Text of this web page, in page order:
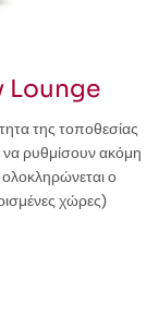
Lounge
της τοποθεσίας
ρυθμίσουν ακόμη
ολοκληρώνεται ο
χώρες)